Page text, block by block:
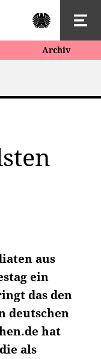
Archiv
aus
ein
das den
deutschen
hat
als